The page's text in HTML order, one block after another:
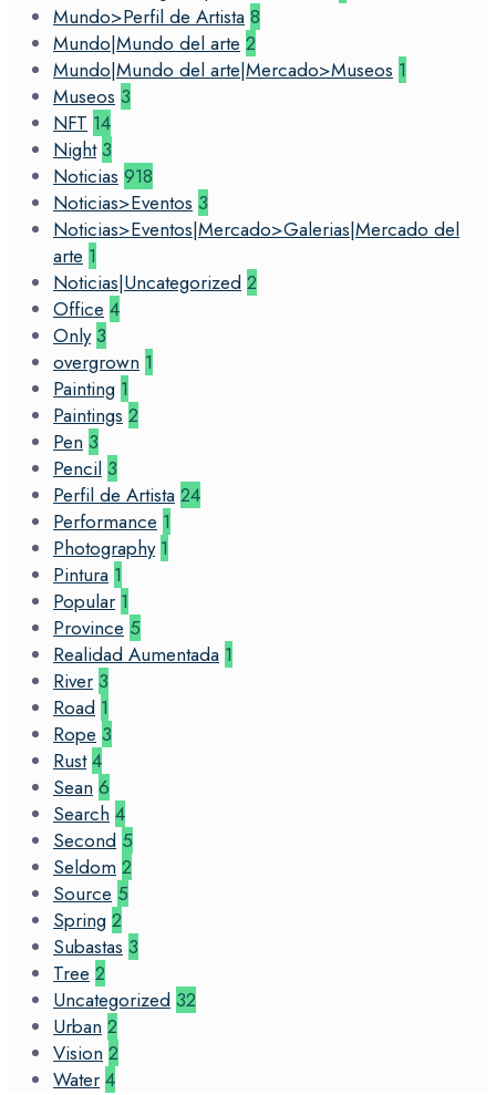
Mundo>Perfil de Artista 8
Mundo|Mundo del arte 2
Mundo|Mundo del arte|Mercado>Museos 1
Museos 3
NFT 14
Night 3
Noticias 918
Noticias>Eventos 3
Noticias>Eventos|Mercado>Galerias|Mercado del
arte 1
Noticias|Uncategorized 2
Office 4
Only 3
overgrown 1
Painting 1
Paintings 2
Pen 3
Pencil 3
Perfil de Artista 24
Performance 1
Photography 1
Pintura 1
Popular 1
Province 5
Realidad Aumentada 1
River 3
Road 1
Rope 3
Rust 4
Sean 6
Search 4
Second 5
Seldom 2
Source 5
Spring 2
Subastas 3
Tree 2
Uncategorized 32
Urban 2
Vision 2
Water 4